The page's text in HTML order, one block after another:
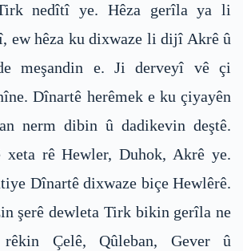
nedîtî ye. Hêza gerîla ya li
ew hêza ku dixwaze li dijî Akrê û
meşandin e. Ji derveyî vê çi
Dînartê herêmek e ku çiyayên
nerm dibin û dadikevin deştê.
xeta rê Hewler, Duhok, Akrê ye.
Dînartê dixwaze biçe Hewlêrê.
şerê dewleta Tirk bikin gerîla ne
Çelê, Qûleban, Gever û